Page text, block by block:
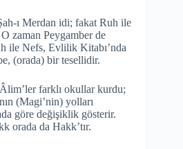
ı Merdan idi; fakat Ruh ile
zaman Peygamber de
ile Nefs, Evlilik Kitabı’nda
(orada) bir tesellidir.
farklı okullar kurdu;
(Magi’nin) yolları
göre değişiklik gösterir.
orada da Hakk’tır.